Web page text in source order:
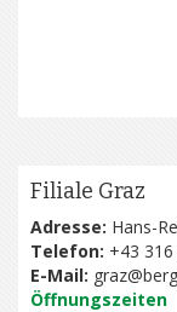
Filiale Graz
Adresse: Hans-
Telefon: +43
E-Mail:
Öffnungszeiten